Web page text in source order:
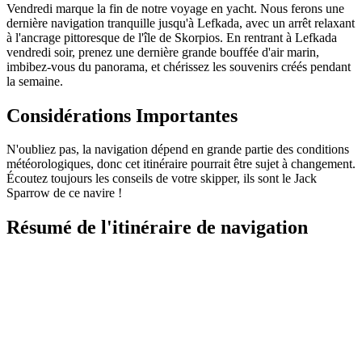
Vendredi marque la fin de notre voyage en yacht. Nous ferons une
dernière navigation tranquille jusqu'à Lefkada, avec un arrêt relaxant
à l'ancrage pittoresque de l'île de Skorpios. En rentrant à Lefkada
vendredi soir, prenez une dernière grande bouffée d'air marin,
imbibez-vous du panorama, et chérissez les souvenirs créés pendant
la semaine.
Considérations Importantes
N'oubliez pas, la navigation dépend en grande partie des conditions
météorologiques, donc cet itinéraire pourrait être sujet à changement.
Écoutez toujours les conseils de votre skipper, ils sont le Jack
Sparrow de ce navire !
Résumé de l'itinéraire de navigation